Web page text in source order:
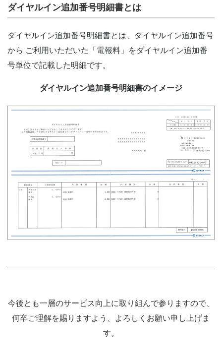
ダイヤルイン追加番号明細書とは
ダイヤルイン追加番号明細書とは、ダイヤルイン追加番号
から ご利用いただいた「電報料」をダイヤルイン追加番
号単位で記載した明細です。
ダイヤルイン追加番号明細書のイメージ
今後とも一層のサービス向上に取り組んで参りますので、
何卒ご理解を賜りますよう、よろしくお願い申し上げま
す。